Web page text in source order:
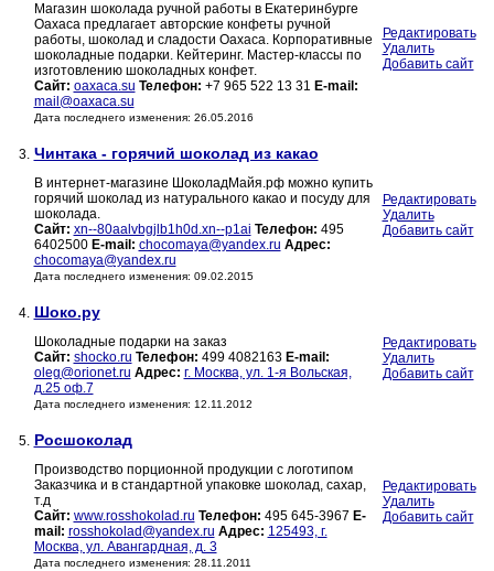
Магазин шоколада ручной работы в Екатеринбурге
Oaxaca предлагает авторские конфеты ручной
работы, шоколад и сладости Oaxaca. Корпоративные
шоколадные подарки. Кейтеринг. Мастер-классы по
изготовлению шоколадных конфет.
Сайт: oaxaca.su Телефон: +7 965 522 13 31 E-mail:
mail@oaxaca.su
Дата последнего изменения: 26.05.2016
Редактировать
Удалить
Добавить сайт
3. Чинтака - горячий шоколад из какао
В интернет-магазине ШоколадМайя.рф можно купить
горячий шоколад из натурального какао и посуду для
шоколада.
Сайт: xn--80aalvbgjlb1h0d.xn--p1ai Телефон: 495
6402500 E-mail: chocomaya@yandex.ru Адрес:
chocomaya@yandex.ru
Дата последнего изменения: 09.02.2015
Редактировать
Удалить
Добавить сайт
4. Шоко.ру
Шоколадные подарки на заказ
Сайт: shocko.ru Телефон: 499 4082163 E-mail:
oleg@orionet.ru Адрес: г. Москва, ул. 1-я Вольская,
д.25 оф.7
Дата последнего изменения: 12.11.2012
Редактировать
Удалить
Добавить сайт
5. Росшоколад
Производство порционной продукции с логотипом
Заказчика и в стандартной упаковке шоколад, сахар,
т.д
Сайт: www.rosshokolad.ru Телефон: 495 645-3967 E-
mail: rosshokolad@yandex.ru Адрес: 125493, г.
Москва, ул. Авангардная, д. 3
Дата последнего изменения: 28.11.2011
Редактировать
Удалить
Добавить сайт